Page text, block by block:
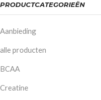
PRODUCTCATEGORIEËN
Aanbieding
alle producten
BCAA
Creatine